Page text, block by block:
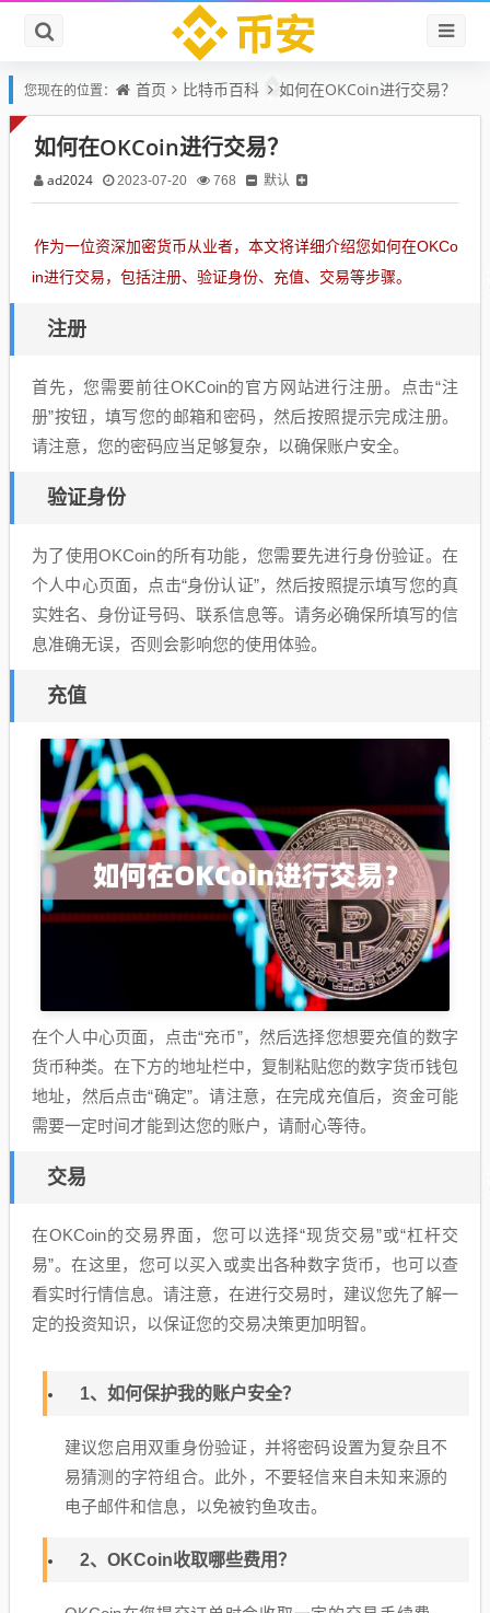
您现在的位置： 首页 比特币百科 如何在OKCoin进行交易？
如何在OKCoin进行交易？
ad2024 2023-07-20 768 默认
作为一位资深加密货币从业者，本文将详细介绍您如何在OKCo
in进行交易，包括注册、验证身份、充值、交易等步骤。
注册
首先，您需要前往OKCoin的官方网站进行注册。点击“注
册”按钮，填写您的邮箱和密码，然后按照提示完成注册。
请注意，您的密码应当足够复杂，以确保账户安全。
验证身份
为了使用OKCoin的所有功能，您需要先进行身份验证。在
个人中心页面，点击“身份认证”，然后按照提示填写您的真
实姓名、身份证号码、联系信息等。请务必确保所填写的信
息准确无误，否则会影响您的使用体验。
充值
在个人中心页面，点击“充币”，然后选择您想要充值的数字
货币种类。在下方的地址栏中，复制粘贴您的数字货币钱包
地址，然后点击“确定”。请注意，在完成充值后，资金可能
需要一定时间才能到达您的账户，请耐心等待。
交易
在OKCoin的交易界面，您可以选择“现货交易”或“杠杆交
易”。在这里，您可以买入或卖出各种数字货币，也可以查
看实时行情信息。请注意，在进行交易时，建议您先了解一
定的投资知识，以保证您的交易决策更加明智。
1、如何保护我的账户安全？
建议您启用双重身份验证，并将密码设置为复杂且不
易猜测的字符组合。此外，不要轻信来自未知来源的
电子邮件和信息，以免被钓鱼攻击。
2、OKCoin收取哪些费用？